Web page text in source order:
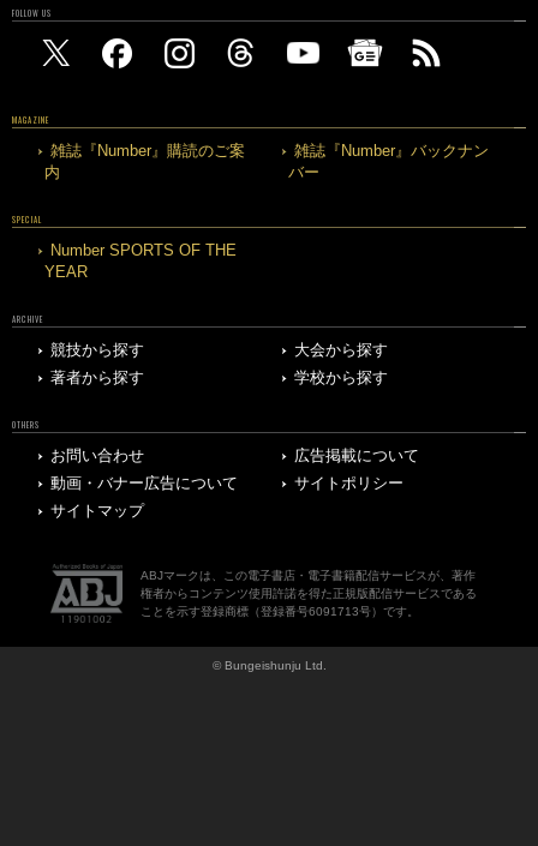
FOLLOW US
MAGAZINE
雑誌『Number』購読のご案
内
雑誌『Number』バックナン
バー
SPECIAL
Number SPORTS OF THE
YEAR
ARCHIVE
競技から探す
大会から探す
著者から探す
学校から探す
OTHERS
お問い合わせ
広告掲載について
動画・バナー広告について
サイトポリシー
サイトマップ
ABJマークは、この電子書店・電子書籍配信サービスが、著作
権者からコンテンツ使用許諾を得た正規版配信サービスである
ことを示す登録商標（登録番号6091713号）です。
© Bungeishunju Ltd.